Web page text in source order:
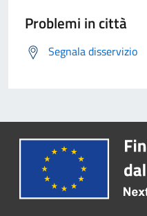
Problemi in città
Segnala disservizio